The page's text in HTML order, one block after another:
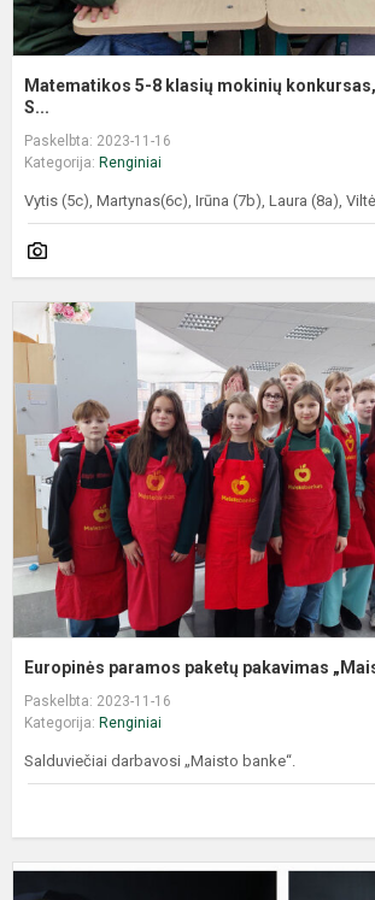
Matematikos 5-8 klasių mokinių
S...
Paskelbta: 2023-11-16
Kategorija: Renginiai
Vytis (5c), Martynas(6c), Irūna (7b), Laura (8a),
Europinės paramos paketų pakavimas
Paskelbta: 2023-11-16
Kategorija: Renginiai
Salduviečiai darbavosi „Maisto banke“.